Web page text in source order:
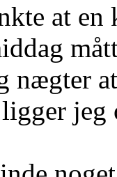
at
nægter
jeg